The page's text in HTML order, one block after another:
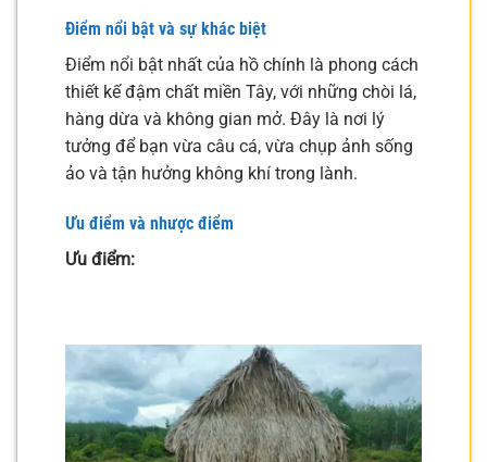
Điểm nổi bật và sự khác biệt
Điểm nổi bật nhất của hồ chính là phong cách
thiết kế đậm chất miền Tây, với những chòi lá,
hàng dừa và không gian mở. Đây là nơi lý
tưởng để bạn vừa câu cá, vừa chụp ảnh sống
ảo và tận hưởng không khí trong lành.
Ưu điểm và nhược điểm
Ưu điểm: